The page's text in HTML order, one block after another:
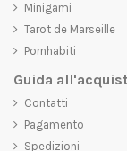
Minigami
Tarot de Marseille
Pornhabiti
Guida
Contatti
Pagamento
Spedizioni